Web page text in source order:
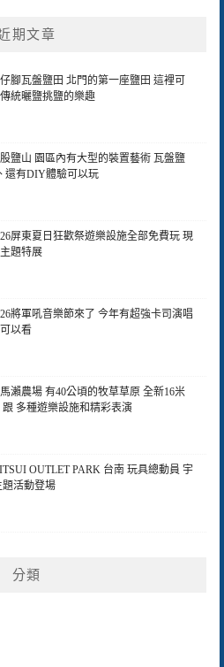
期文章
腳瓦盤鹽田 北門的第一座鹽田 這裡可
統曬鹽挑鹽的樂趣
股鹽山 園區內有大型的裝置藝術 瓦盤鹽
還有DIY體驗可以玩
屏東夏日狂歡祭遊樂設施全部免費玩 現
題特展
將軍吼音樂節來了 今年有超強卡司演唱
以看
馬瀨農場 有40公頃的牧草草原 全新16米
多種遊樂設施和精彩表演
OUTLET PARK 台南 玩具總動員 宇
題活動登場
分類